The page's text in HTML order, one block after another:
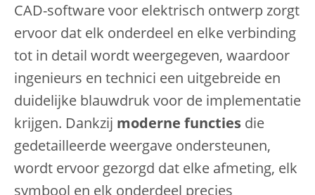
CAD-software voor elektrisch ontwerp zorgt
ervoor dat elk onderdeel en elke verbinding
tot in detail wordt weergegeven, waardoor
ingenieurs en technici een uitgebreide en
duidelijke blauwdruk voor de implementatie
krijgen. Dankzij moderne functies die
gedetailleerde weergave ondersteunen,
wordt ervoor gezorgd dat elke afmeting, elk
symbool en elk onderdeel precies